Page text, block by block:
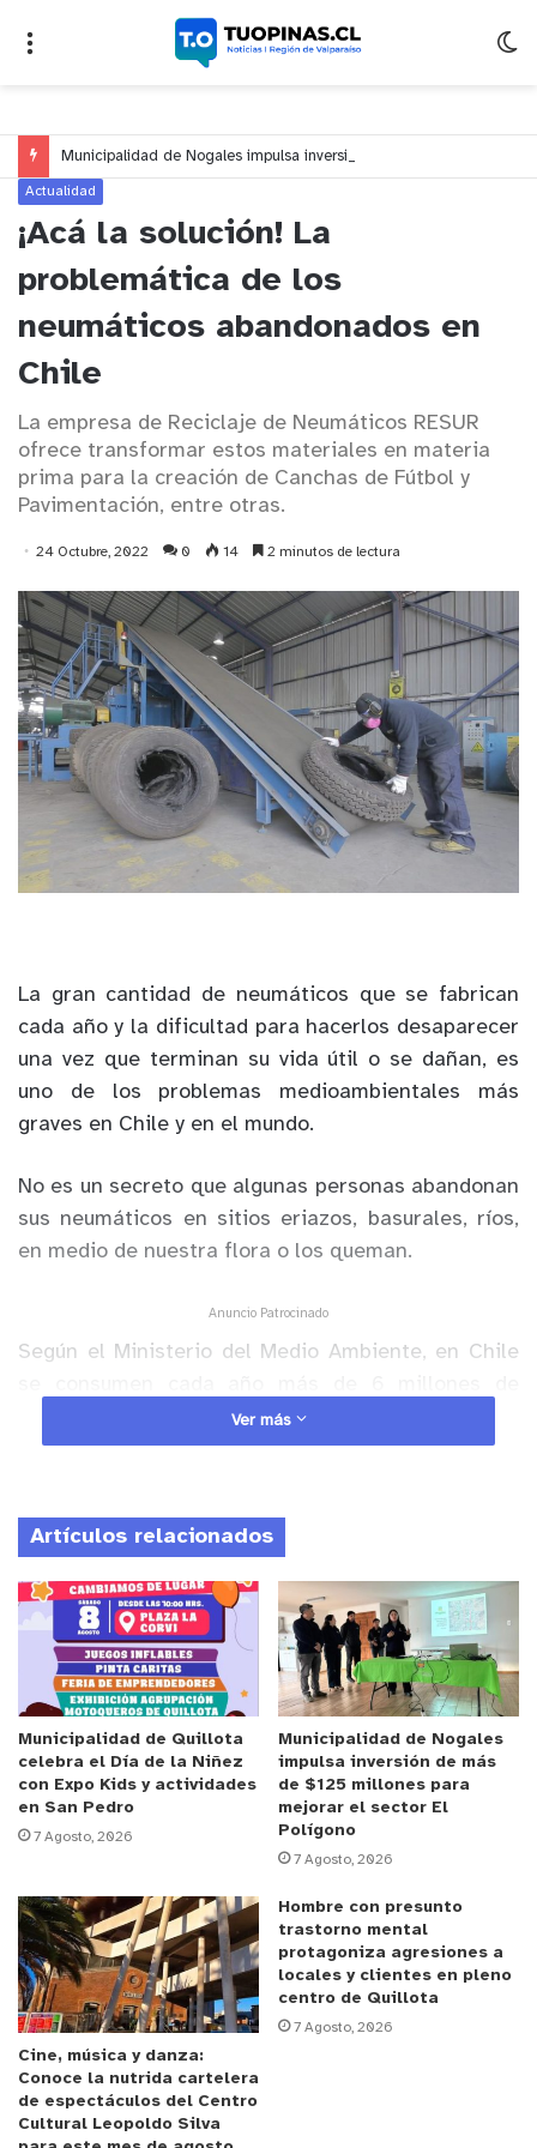
Actualidad
¡Acá la solución! La
problemática de los
neumáticos abandonados en
Chile
La empresa de Reciclaje de Neumáticos RESUR
ofrece transformar estos materiales en materia
prima para la creación de Canchas de Fútbol y
Pavimentación, entre otras.
24 Octubre, 2022 0 14 2 minutos de lectura
La gran cantidad de neumáticos que se fabrican
cada año y la dificultad para hacerlos desaparecer
una vez que terminan su vida útil o se dañan, es
uno de los problemas medioambientales más
graves en Chile y en el mundo.
No es un secreto que algunas personas abandonan
sus neumáticos en sitios eriazos, basurales, ríos,
en medio de nuestra flora o los queman.
Anuncio Patrocinado
Según el Ministerio del Medio Ambiente, en Chile
neumáticos (180 mil toneladas) de eso solamente
se recicla el 17% (30.600 toneladas) ¿Más grave?
posible darle una solución para descontaminar o
reutilizar estos materiales.
Sin embargo, la empresa de Reciclaje de
Neumáticos RESUR, ofrece un servicio innovador,
amigable y sencillo para prevenir y enfrentar esta
problemática.
¿De qué se trata? Los Neumáticos Fuera de Uso
(NFU) son trasladados hacia el Centro de Acopio,
en donde son pesados y seleccionados para luego
ingresar al proceso productivo.
Los NFU pasan por el Proceso de Pretratamiento
de Reciclaje, en donde son triturados y separados
sus componentes (caucho vulcanizado, acero y
fibra textil) en donde el principal componente
comercial es el polvo, tela y el granulo de caucho.
El material final es destinado principalmente para
Ver más
Artículos relacionados
Municipalidad de Quillota
celebra el Día de la Niñez
con Expo Kids y actividades
en San Pedro
7 Agosto, 2026
Municipalidad de Nogales
impulsa inversión de más
de $125 millones para
mejorar el sector El
Polígono
7 Agosto, 2026
Cine, música y danza:
Conoce la nutrida cartelera
de espectáculos del Centro
Cultural Leopoldo Silva
Hombre con presunto
trastorno mental
protagoniza agresiones a
locales y clientes en pleno
centro de Quillota
7 Agosto, 2026